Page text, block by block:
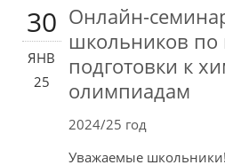
30
ЯНВ
25
Онлайн-
школьников по
подготовки к
олимпиадам
2024/25 год
Уважаемые